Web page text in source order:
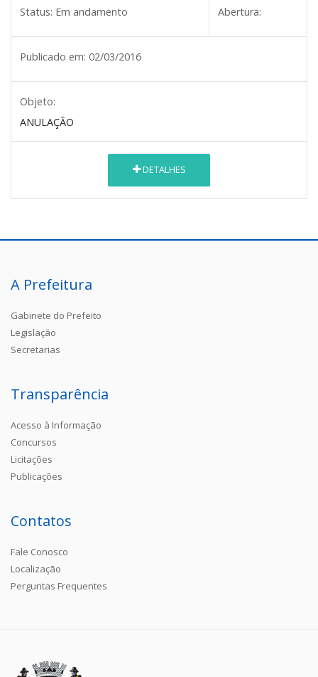
Status: Em andamento Abertura:
Publicado em: 02/03/2016
Objeto:
ANULAÇÃO
DETALHES
A Prefeitura
Gabinete do Prefeito
Legislação
Secretarias
Transparência
Acesso à Informação
Concursos
Licitações
Publicações
Contatos
Fale Conosco
Localização
Perguntas Frequentes